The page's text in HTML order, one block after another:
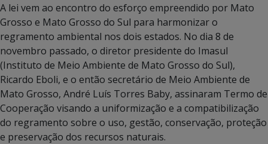
A lei vem ao encontro do esforço empreendido por Mato
Grosso e Mato Grosso do Sul para harmonizar o
regramento ambiental nos dois estados. No dia 8 de
novembro passado, o diretor presidente do Imasul
(Instituto de Meio Ambiente de Mato Grosso do Sul),
Ricardo Eboli, e o então secretário de Meio Ambiente de
Mato Grosso, André Luís Torres Baby, assinaram Termo de
Cooperação visando a uniformização e a compatibilização
do regramento sobre o uso, gestão, conservação, proteção
e preservação dos recursos naturais.